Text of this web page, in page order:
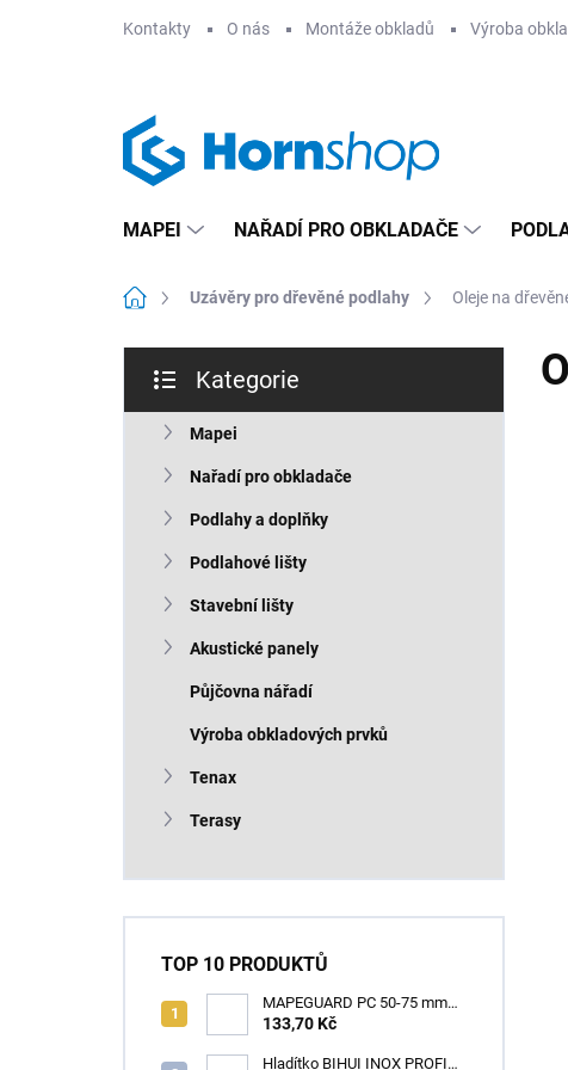
Kontakty O nás Montáže obkladů Výroba
MAPEI NAŘADÍ PRO OBKLADAČE
Domů Uzávěry pro dřevěné podlahy Oleje na
s
kategorie
Kategorie
Mapei
Nařadí pro obkladače
Podlahy a doplňky
Podlahové lišty
Stavební lišty
Akustické panely
Půjčovna nářadí
Výroba obkladových prvků
Tenax
Terasy
TOP 10 PRODUKTŮ
MAPEGUARD PC 50-75 mm
(1box=25ks) /1ks
133,70 Kč
Hladítko BIHUI INOX PROFI